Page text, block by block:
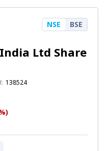
Ltd Share
138524
NSE BSE